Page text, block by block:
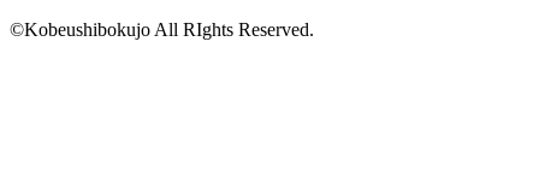
©Kobeushibokujo All RIghts Reserved.